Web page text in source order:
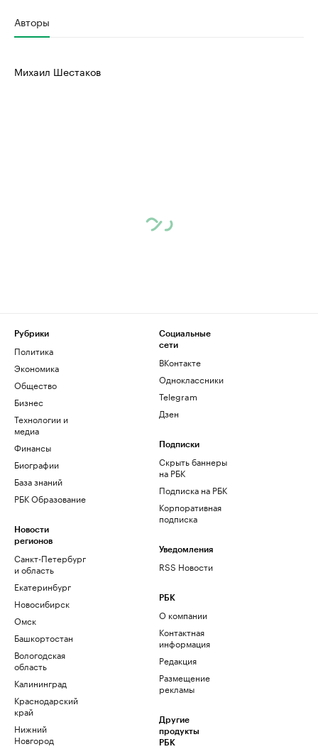
Авторы
Михаил Шестаков
Рубрики
Политика
Экономика
Общество
Бизнес
Технологии и
медиа
Финансы
Биографии
База знаний
РБК Образование
Новости
регионов
Санкт-Петербург
и область
Екатеринбург
Новосибирск
Омск
Башкортостан
Вологодская
область
Калининград
Краснодарский
край
Нижний
Новгород
Социальные
сети
ВКонтакте
Одноклассники
Telegram
Дзен
Подписки
Скрыть баннеры
на РБК
Подписка на РБК
Корпоративная
подписка
Уведомления
RSS Новости
РБК
О компании
Контактная
информация
Редакция
Размещение
рекламы
Другие
продукты
РБК